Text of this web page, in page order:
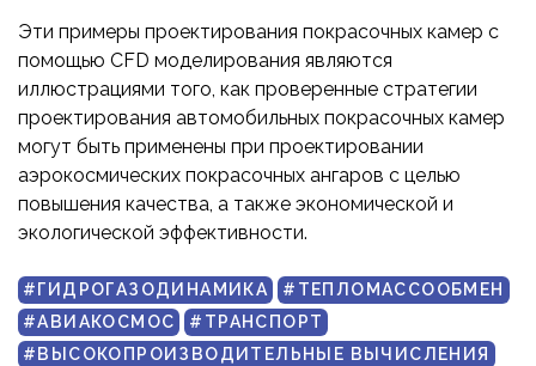
Эти примеры проектирования покрасочных камер с
помощью CFD моделирования являются
иллюстрациями того, как проверенные стратегии
проектирования автомобильных покрасочных камер
могут быть применены при проектировании
аэрокосмических покрасочных ангаров с целью
повышения качества, а также экономической и
экологической эффективности.
#ГИДРОГАЗОДИНАМИКА
#ТЕПЛОМАССООБМЕН
#АВИАКОСМОС
#ТРАНСПОРТ
#ВЫСОКОПРОИЗВОДИТЕЛЬНЫЕ ВЫЧИСЛЕНИЯ